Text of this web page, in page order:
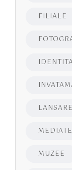
FILIALE
MUZEE